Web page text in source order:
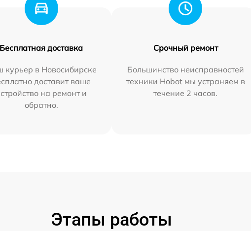
Бесплатная доставка
курьер в Новосибирске
доставит ваше
на ремонт и
обратно.
Срочный ремонт
Большинство неисправностей
техники Hobot мы устраняем в
течение 2 часов.
Этапы работы